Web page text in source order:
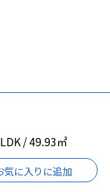
/ 49.93㎡
気に入りに追加